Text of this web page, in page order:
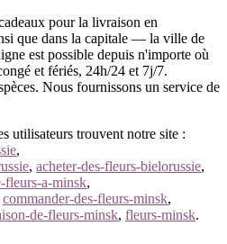
pour la livraison en
que dans la capitale — la ville de
est possible depuis n'importe où
et fériés, 24h/24 et 7j/7.
Nous fournissons un service de
utilisateurs trouvent notre site :
,
, acheter-des-fleurs-bielorussie,
fleurs-a-minsk,
commander-des-fleurs-minsk,
de-fleurs-minsk, fleurs-minsk.